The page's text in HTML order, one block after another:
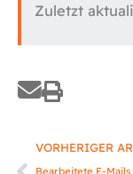
Zuletzt
Zurück
VORHERIGER
Bearbeitete E-